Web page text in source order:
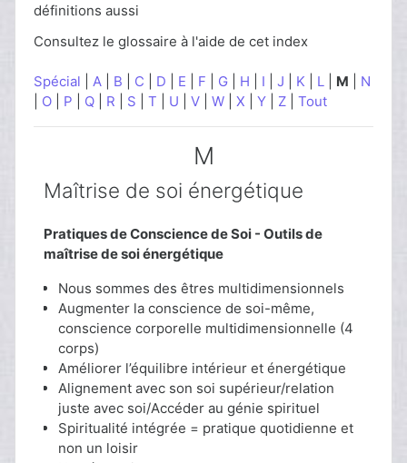
définitions aussi
Consultez le glossaire à l'aide de cet index
Spécial A B C D E F G H I J K L M
N
O P Q R S T U V W X Y Z Tout
M
Maîtrise de soi énergétique
Pratiques de Conscience de Soi - Outils de
maîtrise de soi énergétique
Nous sommes des êtres multidimensionnels
Augmenter la conscience de soi-même,
conscience corporelle multidimensionnelle (4
corps)
Améliorer l’équilibre intérieur et énergétique
Alignement avec son soi supérieur/relation
juste avec soi/Accéder au génie spirituel
Spiritualité intégrée = pratique quotidienne et
non un loisir